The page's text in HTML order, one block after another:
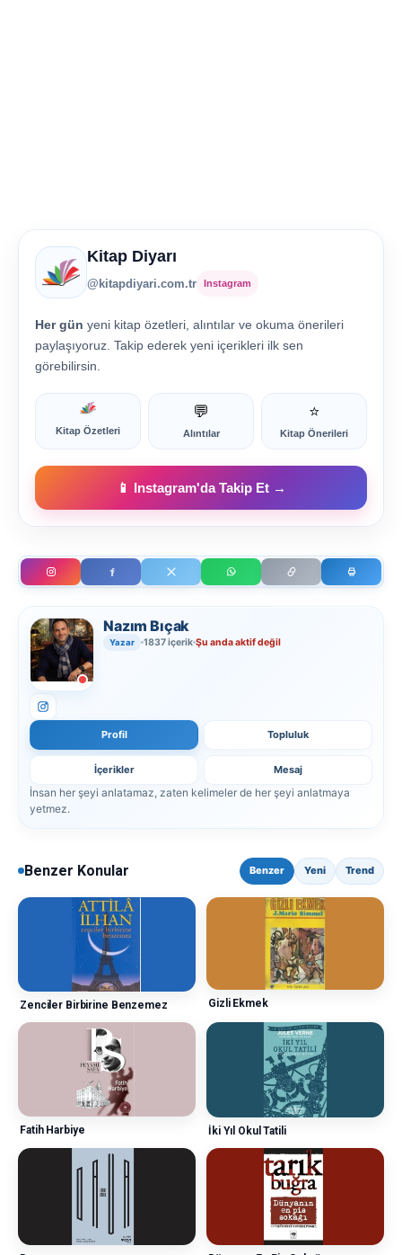
Kitap Diyarı
@kitapdiyari.com.tr Instagram
Her gün yeni kitap özetleri, alıntılar ve okuma önerileri
paylaşıyoruz. Takip ederek yeni içerikleri ilk sen
görebilirsin.
Kitap Özetleri
💬
Alıntılar
⭐
Kitap Önerileri
📱 Instagram'da Takip Et →
Nazım Bıçak
Yazar 1837 içerik Şu anda aktif değil
Profil Topluluk
İçerikler Mesaj
İnsan her şeyi anlatamaz, zaten kelimeler de her şeyi anlatmaya
yetmez.
Benzer Konular Benzer Yeni Trend
Zenciler Birbirine Benzemez Gizli Ekmek
Fatih Harbiye İki Yıl Okul Tatili